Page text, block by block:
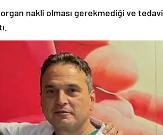
nakli olması gerekmediği ve tedavi